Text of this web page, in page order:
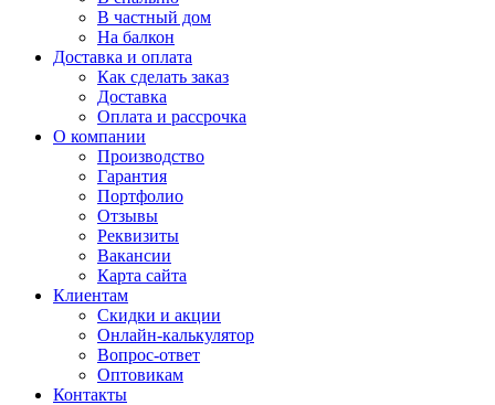
В частный дом
На балкон
Доставка и оплата
Как сделать заказ
Доставка
Оплата и рассрочка
О компании
Производство
Гарантия
Портфолио
Отзывы
Реквизиты
Вакансии
Карта сайта
Клиентам
Скидки и акции
Онлайн-калькулятор
Вопрос-ответ
Оптовикам
Контакты